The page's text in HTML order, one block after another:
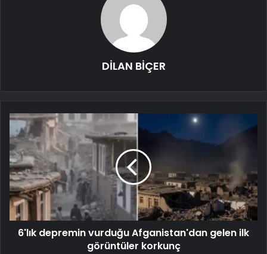
DİLAN BİÇER
6'lık depremin vurduğu Afganistan'dan gelen ilk
görüntüler korkunç